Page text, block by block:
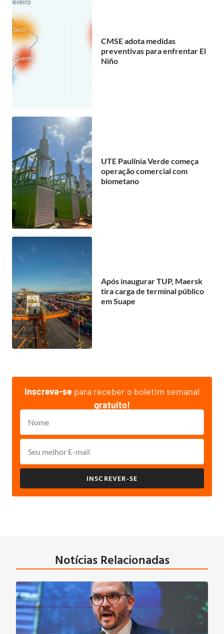
CMSE adota medidas
preventivas para enfrentar El
Niño
UTE Paulínia Verde começa
operação comercial com
biometano
Após inaugurar TUP, Maersk
tira carga de terminal público
em Suape
Inscreva-se para receber o boletim semanal
gratuito!
INSCREVER-SE
Notícias Relacionadas